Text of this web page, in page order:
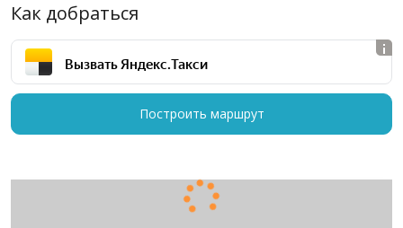
Как добраться
Вызвать Яндекс.Такси
Построить маршрут